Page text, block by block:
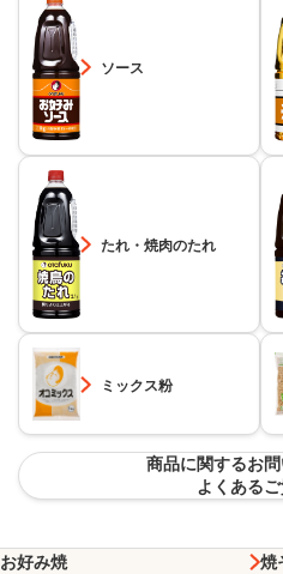
ソース
たれ・焼肉のたれ
ミックス粉
商品に関するお問
よくある
お好み焼
焼